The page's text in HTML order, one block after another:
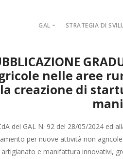
GAL
MISSION
MARCHIO D’AREA
PIANO DI AZIONE
ORGANIGRAMMA
REGOLAMENTI
ADERISCI
STRATEGIA DI
nelle aree
creazione di
del GAL N. 92 del 28/05/2024 ed
per nuove attività non
artigianato e manifattura innovativi,